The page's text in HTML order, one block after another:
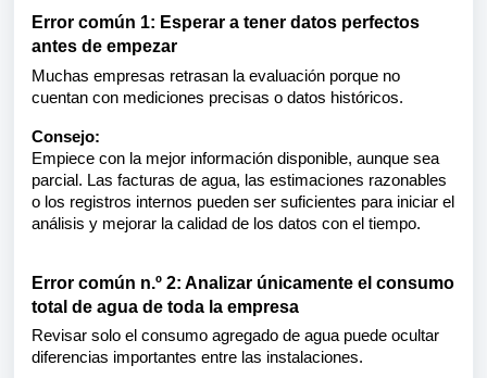
Error común 1: Esperar a tener datos perfectos
antes de empezar
Muchas empresas retrasan la evaluación porque no
cuentan con mediciones precisas o datos históricos.
Consejo:
Empiece con la mejor información disponible, aunque sea
parcial. Las facturas de agua, las estimaciones razonables
o los registros internos pueden ser suficientes para iniciar el
análisis y mejorar la calidad de los datos con el tiempo.
Error común n.º 2: Analizar únicamente el consumo
total de agua de toda la empresa
Revisar solo el consumo agregado de agua puede ocultar
diferencias importantes entre las instalaciones.